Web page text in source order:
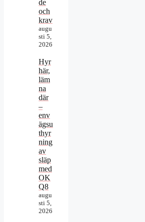
de
och
krav
augu
sti 5,
2026
Hyr
här,
läm
na
där
–
env
ägsu
thyr
ning
av
släp
med
OK
Q8
augu
sti 5,
2026